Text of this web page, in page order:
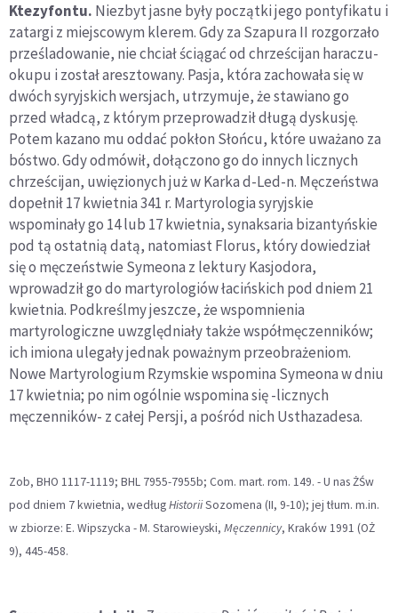
Ktezyfontu. Niezbyt jasne były początki jego pontyfikatu i
zatargi z miejscowym klerem. Gdy za Szapura II rozgorzało
prześladowanie, nie chciał ściągać od chrześcijan haraczu-
okupu i został aresztowany. Pasja, która zachowała się w
dwóch syryjskich wersjach, utrzymuje, że stawiano go
przed władcą, z którym przeprowadził długą dyskusję.
Potem kazano mu oddać pokłon Słońcu, które uważano za
bóstwo. Gdy odmówił, dołączono go do innych licznych
chrześcijan, uwięzionych już w Karka d-Led-n. Męczeństwa
dopełnił 17 kwietnia 341 r. Martyrologia syryjskie
wspominały go 14 lub 17 kwietnia, synaksaria bizantyńskie
pod tą ostatnią datą, natomiast Florus, który dowiedział
się o męczeństwie Symeona z lektury Kasjodora,
wprowadził go do martyrologiów łacińskich pod dniem 21
kwietnia. Podkreślmy jeszcze, że wspomnienia
martyrologiczne uwzględniały także współmęczenników;
ich imiona ulegały jednak poważnym przeobrażeniom.
Nowe Martyrologium Rzymskie wspomina Symeona w dniu
17 kwietnia; po nim ogólnie wspomina się -licznych
męczenników- z całej Persji, a pośród nich Usthazadesa.
Zob, BHO 1117-1119; BHL 7955-7955b; Com. mart. rom. 149. - U nas ŻŚw
pod dniem 7 kwietnia, wedługHistoriiSozomena (II, 9-10); jej tłum. m.in.
w zbiorze: E. Wipszycka - M. Starowieyski, Męczennicy, Kraków 1991 (OŻ
9), 445-458.